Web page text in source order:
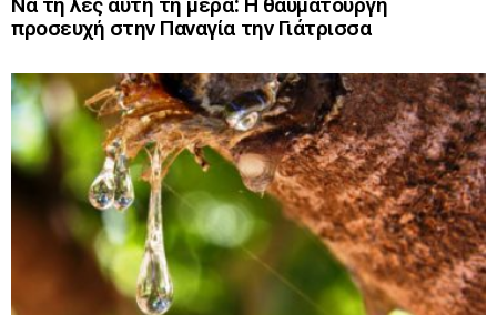
προσευχή στην Παναγία την Γιάτρισσα